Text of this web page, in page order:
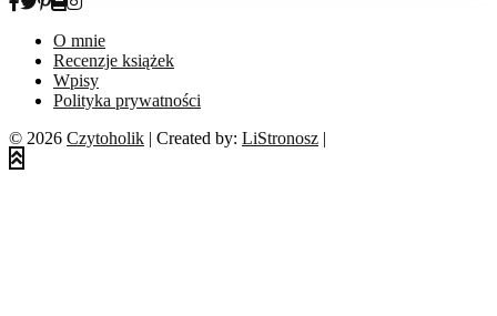
O mnie
Recenzje książek
Wpisy
Polityka prywatności
© 2026 Czytoholik | Created by: LiStronosz |